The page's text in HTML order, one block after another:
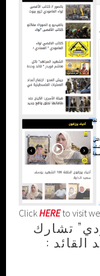
ClickHEREto visit
تشارك
القائد :